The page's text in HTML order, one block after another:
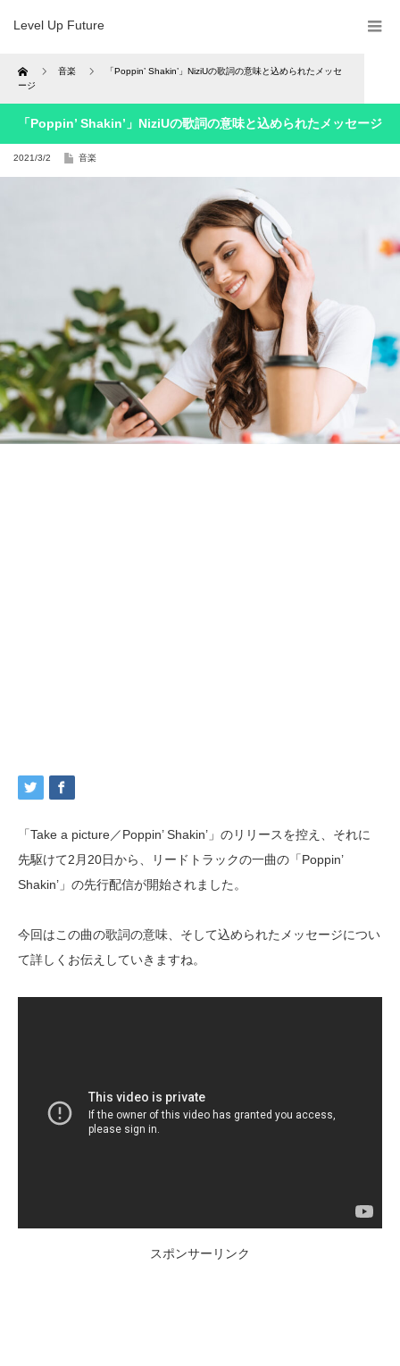
Level Up Future
Home 音楽
「Poppin’ Shakin’」NiziUの歌詞の意味と込められたメッセ
ージ
「Poppin’ Shakin’」NiziUの歌詞の意味と込められたメッセージ
2021/3/2 音楽
「Take a picture／Poppin’ Shakin’」のリリースを控え、それに
先駆けて2月20日から、リードトラックの一曲の「Poppin’
Shakin’」の先行配信が開始されました。
今回はこの曲の歌詞の意味、そして込められたメッセージについ
て詳しくお伝えしていきますね。
スポンサーリンク